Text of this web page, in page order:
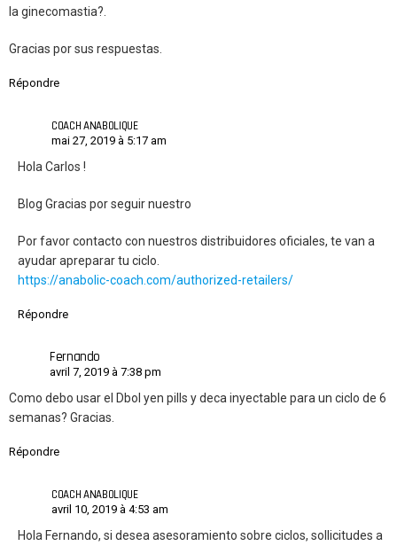
la ginecomastia?.
Gracias por sus respuestas.
Répondre
COACH ANABOLIQUE
mai 27, 2019 à 5:17 am
Hola Carlos !
Blog Gracias por seguir nuestro
Por favor contacto con nuestros distribuidores oficiales, te van a
ayudar apreparar tu ciclo.
https://anabolic-coach.com/authorized-retailers/
Répondre
Fernando
avril 7, 2019 à 7:38 pm
Como debo usar el Dbol yen pills y deca inyectable para un ciclo de 6
semanas? Gracias.
Répondre
COACH ANABOLIQUE
avril 10, 2019 à 4:53 am
Hola Fernando, si desea asesoramiento sobre ciclos, sollicitudes a